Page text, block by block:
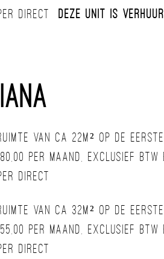
direct deze unit is
van ca 22m² op de
per maand, exclusief btw
direct
van ca 32m² op de
per maand, exclusief btw
direct